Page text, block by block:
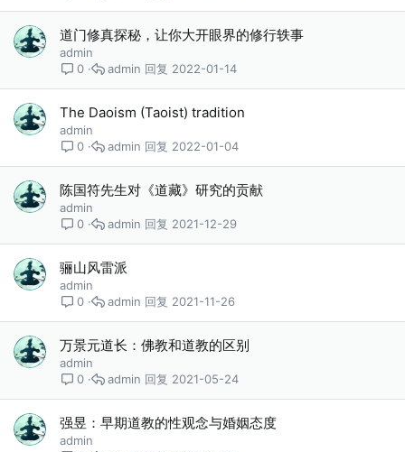
道门修真探秘，让你大开眼界的修行轶事
admin
0
2022-01-14
admin
The Daoism (Taoist) tradition
admin
0
2022-01-04
admin
陈国符先生对《道藏》研究的贡献
admin
0
2021-12-29
admin
骊山风雷派
admin
0
2021-11-26
admin
万景元道长：佛教和道教的区别
admin
0
2021-05-24
admin
强昱：早期道教的性观念与婚姻态度
admin